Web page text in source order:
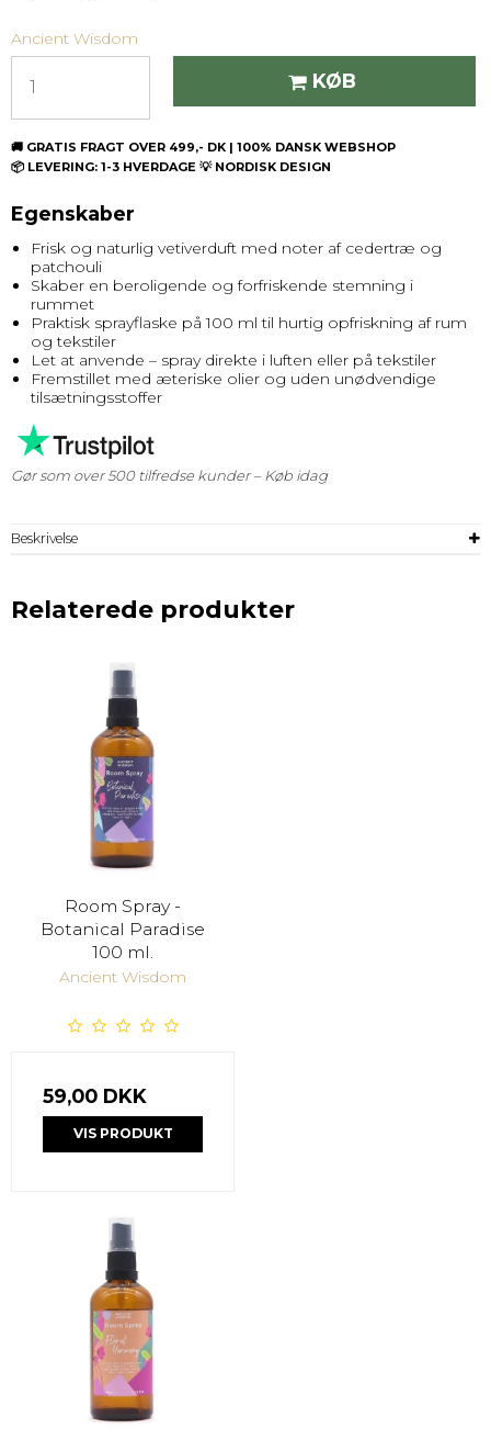
Ancient Wisdom
KØB
🚚 GRATIS FRAGT OVER 499,- DK | 100% DANSK WEBSHOP
📦 LEVERING: 1-3 HVERDAGE 💡 NORDISK DESIGN
Egenskaber
Frisk og naturlig vetiverduft med noter af cedertræ og
patchouli
Skaber en beroligende og forfriskende stemning i
rummet
Praktisk sprayflaske på 100 ml til hurtig opfriskning af rum
og tekstiler
Let at anvende – spray direkte i luften eller på tekstiler
Fremstillet med æteriske olier og uden unødvendige
tilsætningsstoffer
Gør som over 500 tilfredse kunder – Køb idag
Beskrivelse
Relaterede produkter
Room Spray -
Botanical Paradise
100 ml.
Ancient Wisdom
59,00 DKK
VIS PRODUKT